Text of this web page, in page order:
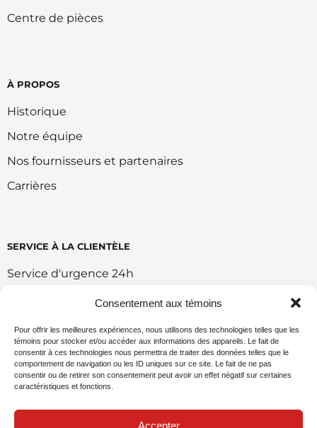
Consentement aux témoins
Pour offrir les meilleures expériences, nous utilisons des technologies telles que les
témoins pour stocker et/ou accéder aux informations des appareils. Le fait de
consentir à ces technologies nous permettra de traiter des données telles que le
comportement de navigation ou les ID uniques sur ce site. Le fait de ne pas
consentir ou de retirer son consentement peut avoir un effet négatif sur certaines
caractéristiques et fonctions.
Accepter
Centre de pièces
À PROPOS
Historique
Notre équipe
Nos fournisseurs et partenaires
Carrières
SERVICE À LA CLIENTÈLE
Service d'urgence 24h
Retour et échange
Conditions d'utilisation du portail
Politique de vente en ligne
Politique environnemental